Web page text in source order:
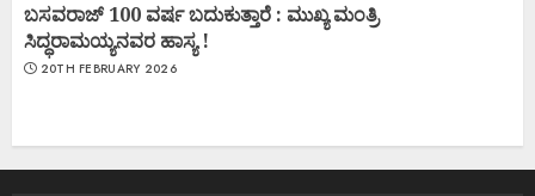
ಬಸವರಾಜ್ 100 ವರ್ಷ ಬದುಕುತ್ತಾರೆ : ಮುಖ್ಯ ಮಂತ್ರಿ
ಸಿದ್ಧರಾಮಯ್ಯನವರ ಹಾಸ್ಯ !
20TH FEBRUARY 2026